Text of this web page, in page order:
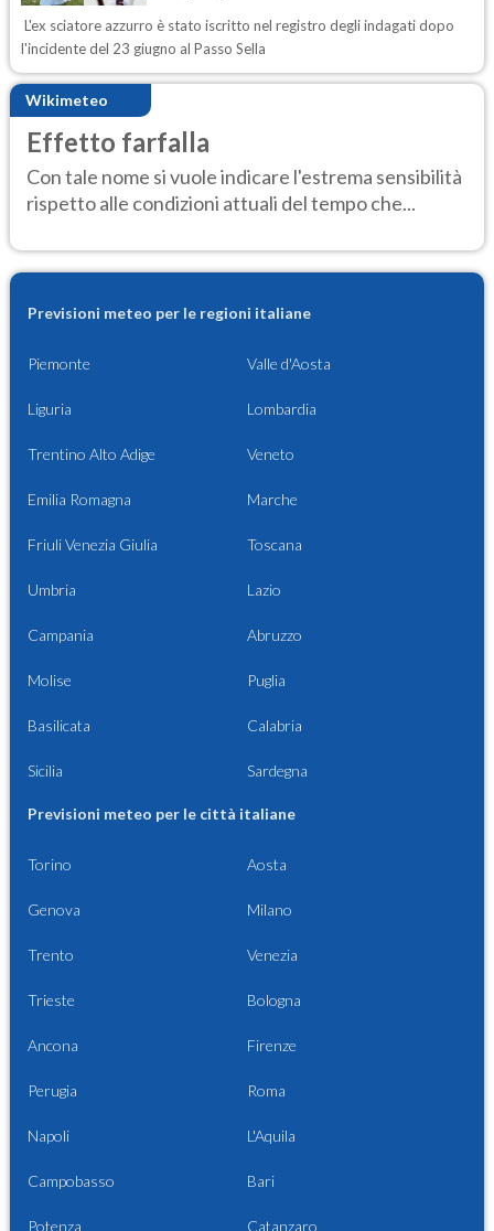
L'ex sciatore azzurro è stato iscritto nel registro degli indagati dopo
l'incidente del 23 giugno al Passo Sella
Wikimeteo
Effetto farfalla
Con tale nome si vuole indicare l'estrema sensibilità
rispetto alle condizioni attuali del tempo che...
Previsioni meteo per le regioni italiane
Piemonte Valle d'Aosta
Liguria Lombardia
Trentino Alto Adige Veneto
Emilia Romagna Marche
Friuli Venezia Giulia Toscana
Umbria Lazio
Campania Abruzzo
Molise Puglia
Basilicata Calabria
Sicilia Sardegna
Previsioni meteo per le città italiane
Torino Aosta
Genova Milano
Trento Venezia
Trieste Bologna
Ancona Firenze
Perugia Roma
Napoli L'Aquila
Campobasso Bari
Potenza Catanzaro